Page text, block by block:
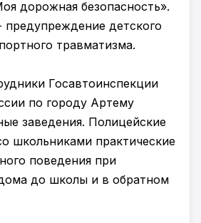
дорожная безопасность».
предупреждение детского
травматизма.
Госавтоинспекции
по городу Артему
заведения. Полицейские
школьниками практические
поведения при
до школы и в обратном